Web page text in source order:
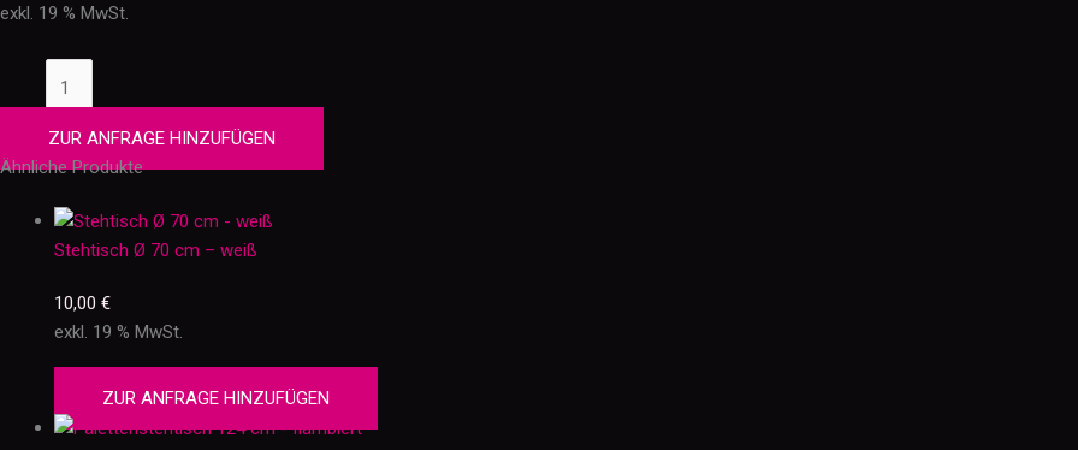
exkl. 19 % MwSt.
ZUR ANFRAGE HINZUFÜGEN
Ähnliche Produkte
Stehtisch Ø 70 cm – weiß
10,00 €
exkl. 19 % MwSt.
ZUR ANFRAGE HINZUFÜGEN